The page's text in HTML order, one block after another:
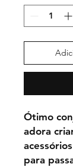
Ótimo
adora
para